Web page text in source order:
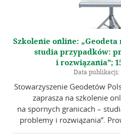
Szkolenie online:
studia przypadków:
i rozwiązania”;
Data publikacji:
Stowarzyszenie Geodetów
zaprasza na szkolenie
na spornych granicach –
problemy i rozwiązania”.